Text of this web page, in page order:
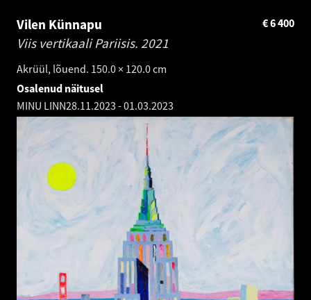
Vilen Künnapu
Viis vertikaali Pariisis. 2021
Akrüül, lõuend. 150.0 × 120.0 cm
6 400
€
Osalenud näitusel
MINU LINN28.11.2023 -01.03.2023